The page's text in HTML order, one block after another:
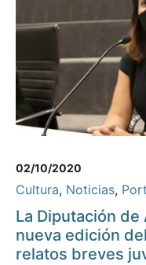
02/10/2020
Cultura, Noticias,
La Diputación
nueva edición
relatos breves